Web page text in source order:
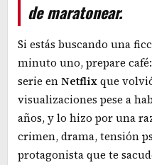
de maratonear.
Si estás buscando una
minuto uno, prepare
serie enNetflixque
visualizaciones pese a
años, y lo hizo por una
crimen, drama, tensión
protagonista que te